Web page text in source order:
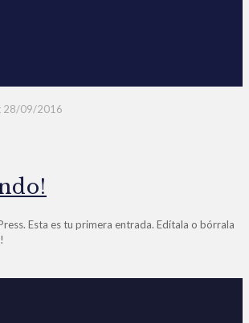
28/09/2016
Esta es tu primera entrada. Edítala o bórrala